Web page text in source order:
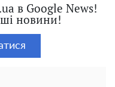
в Google News!
новини!